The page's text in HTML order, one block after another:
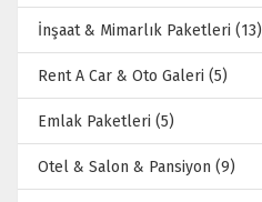
İnşaat & Mimarlık Paketleri (13)
Rent A Car & Oto Galeri (5)
Emlak Paketleri (5)
Otel & Salon & Pansiyon (9)